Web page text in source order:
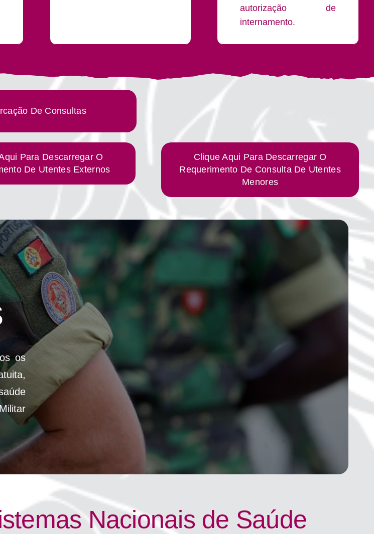
autorização de
internamento.
De Consultas
Para Descarregar O
De Utentes Externos
Clique Aqui Para Descarregar O
Requerimento De Consulta De Utentes
Menores
os
Nacionais de Saúde